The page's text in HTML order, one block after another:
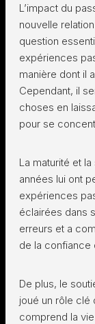
L’impact du
nouvelle
question
expériences
manière dont il
Cependant, il
choses en
pour se
La maturité et
années lui ont
expériences
éclairées dans
erreurs et a
de la confiance
De plus, le
joué un rôle clé
comprend la